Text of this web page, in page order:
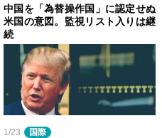
中国を「為替操作国」に認定せぬ
米国の意図。監視リスト入りは継
続
1/23 国際